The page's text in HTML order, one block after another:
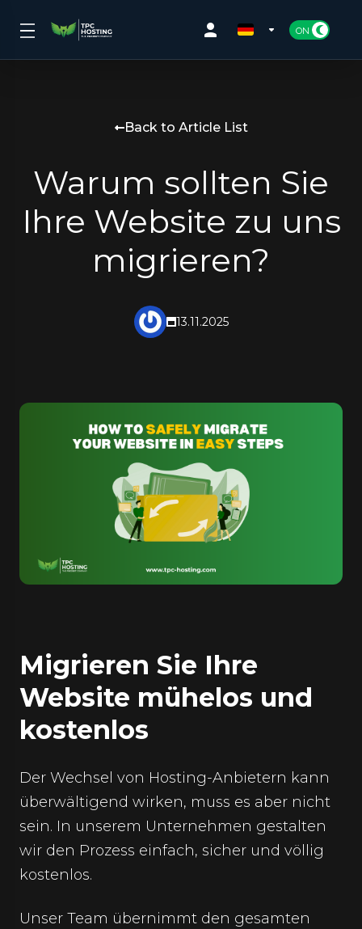
Back to Article List
Warum sollten Sie
Ihre Website zu uns
migrieren?
13.11.2025
Migrieren Sie Ihre
Website mühelos und
kostenlos
Der Wechsel von Hosting-Anbietern kann
überwältigend wirken, muss es aber nicht
sein. In unserem Unternehmen gestalten
wir den Prozess einfach, sicher und völlig
kostenlos.
Unser Team übernimmt den gesamten